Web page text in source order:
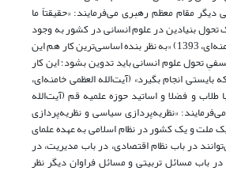
دیگر مقام معظم رهبری می‌فرمایند: «حقیقتاً ما
بنیادین در علوم انسانى در کشور به وجود
بیاید» (آیت‌الله العظمی خامنه‌ای، 1393) «به نظر بنده اساسی‌ترین کار هم این
تحول علوم انسانی باید تدوین بشود؛ این کار
انجام بگیرد» (آیت‌الله العظمی خامنه‌ای،
با طلاب و فضلا و اساتید حوزه علمیه قم‌ (آیت‌الله
خامنه‌ای، 1389) می‌فرمایند: «نظریه‌پردازی سیاسی و نظریه‌پردازی
ملت و یک کشور در نظام اسلامی به عهده‌ علمای
در باب نظام اقتصادی، در باب مدیریت، در
باب مسائل تربیتی و مسائل فراوان دیگر نظر